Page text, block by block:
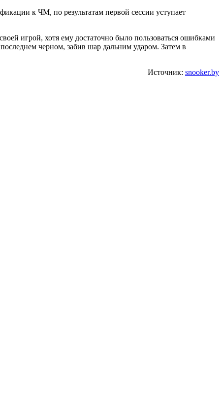
к ЧМ, по результатам первой сессии уступает
игрой, хотя ему достаточно было пользоваться ошибками
черном, забив шар дальним ударом. Затем в
Источник: snooker.by